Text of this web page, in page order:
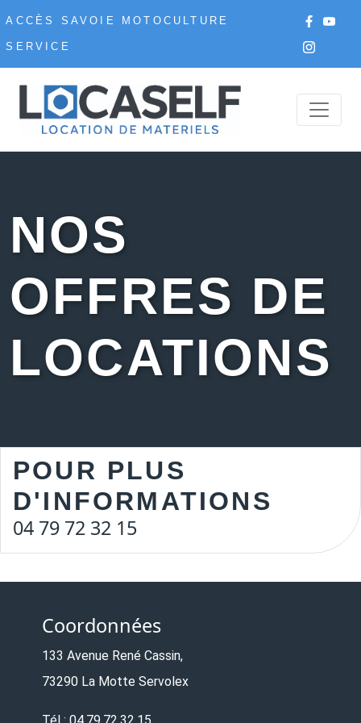
ACCÈS SAVOIE MOTOCULTURE
SERVICE
NOS
OFFRES DE
LOCATIONS
POUR PLUS
D'INFORMATIONS
04 79 72 32 15
Coordonnées
133 Avenue René Cassin,
73290 La Motte Servolex